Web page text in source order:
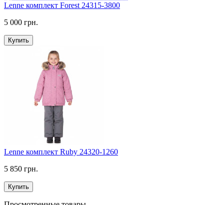
Lenne комплект Forest 24315-3800
5 000 грн.
Купить
Lenne комплект Ruby 24320-1260
5 850 грн.
Купить